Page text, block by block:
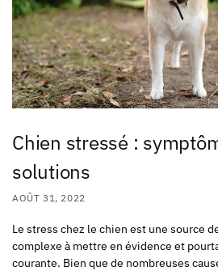
Chien stressé :
solutions
AOÛT 31, 2022
Le stress chez le chien est une source
complexe à mettre en évidence et
courante. Bien que de nombreuses